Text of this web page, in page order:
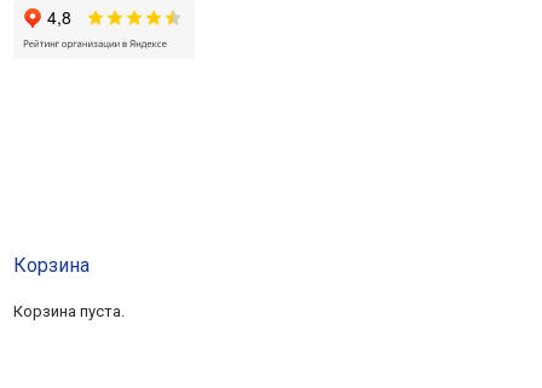
Корзина
Корзина пуста.